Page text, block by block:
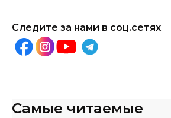
Следите за нами в соц.сетях
Самые читаемые